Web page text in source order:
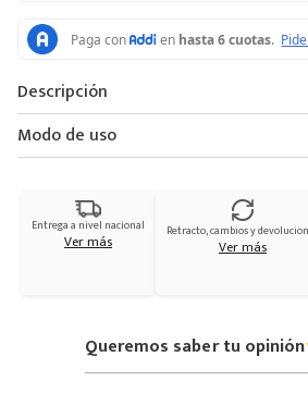
Descripción
Modo de uso
Entrega a nivel nacional
Ver más Retracto, cambios y
Ver más
Queremos saber tu opinión